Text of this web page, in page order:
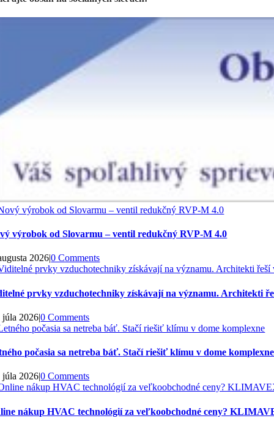
výrobok od Slovarmu – ventil redukčný RVP-M 4.0
2026|0 Comments
prvky vzduchotechniky získávají na významu. Architekti
júla 2026|0 Comments
počasia sa netreba báť. Stačí riešiť klímu v dome komplexne
júla 2026|0 Comments
nákup HVAC technológií za veľkoobchodné ceny?